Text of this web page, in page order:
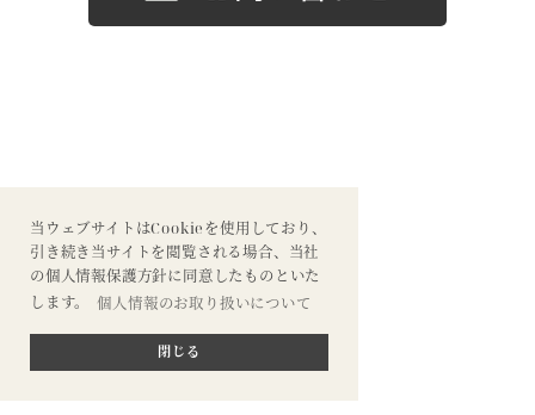
当ウェブサイトはCookieを使用しており、
引き続き当サイトを閲覧される場合、当社
の個人情報保護方針に同意したものといた
します。
個人情報のお取り扱いについて
閉じる